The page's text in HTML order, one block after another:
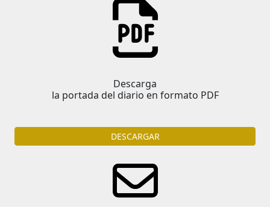
Descarga
la portada del diario en formato PDF
DESCARGAR